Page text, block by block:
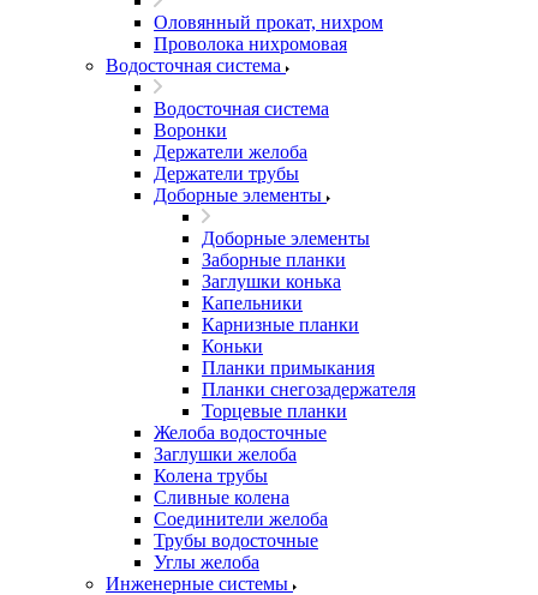
Оловянный прокат, нихром
Проволока нихромовая
Водосточная система
Водосточная система
Воронки
Держатели желоба
Держатели трубы
Доборные элементы
Доборные элементы
Заборные планки
Заглушки конька
Капельники
Карнизные планки
Коньки
Планки примыкания
Планки снегозадержателя
Торцевые планки
Желоба водосточные
Заглушки желоба
Колена трубы
Сливные колена
Соединители желоба
Трубы водосточные
Углы желоба
Инженерные системы